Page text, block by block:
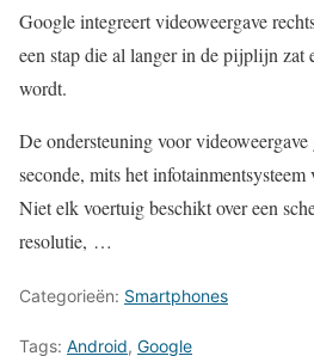
Google integreert videoweergave
een stap die al langer in de pijplijn zat
wordt.
De ondersteuning voor
seconde, mits het
Niet elk voertuig beschikt over een
resolutie, …
Categorieën: Smartphones
Tags: Android, Google